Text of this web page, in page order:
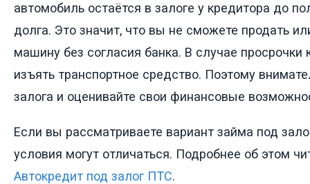
автомобиль остаётся в залоге у кредитора до
долга. Это значит, что вы не сможете продать
машину без согласия банка. В случае просрочки
изъять транспортное средство. Поэтому
залога и оценивайте свои финансовые
Если вы рассматриваете вариант займа под
условия могут отличаться. Подробнее об этом
Автокредит под залог ПТС.